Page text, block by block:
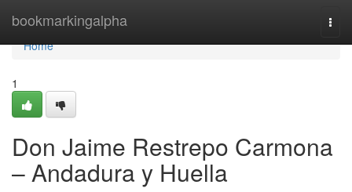
bookmarkingalpha
Home
Home
1
Don Jaime Restrepo Carmona
– Andadura y Huella